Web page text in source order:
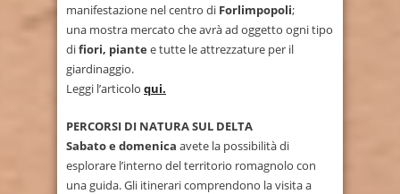
manifestazione nel centro di Forlimpopoli;
una mostra mercato che avrà ad oggetto ogni tipo
difiori, piante e tutte le attrezzature per il
giardinaggio.
Leggi l’articolo qui.
PERCORSI DI NATURA SUL DELTA
Sabato e domenica avete la possibilità di
esplorare l’interno del territorio romagnolo con
una guida. Gli itinerari comprendono la visita a